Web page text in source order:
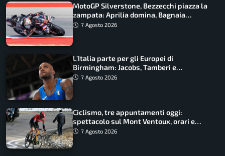
MotoGP Silverstone, Bezzecchi piazza la
zampata: Aprilia domina, Bagnaia
costretto al Q1
7 Agosto 2026
L’Italia parte per gli Europei di
Birmingham: Jacobs, Tamberi e
Battocletti guidano una spedizione
7 Agosto 2026
Ciclismo, tre appuntamenti oggi:
spettacolo sul Mont Ventoux, orari e
come vederli
7 Agosto 2026